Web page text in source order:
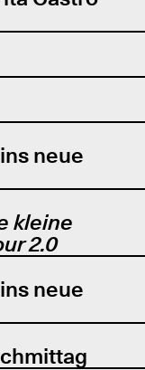
neue
kleine
2.0
neue